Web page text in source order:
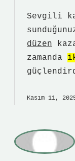
Sevgili
düzen
zamanda
Kasım 11,